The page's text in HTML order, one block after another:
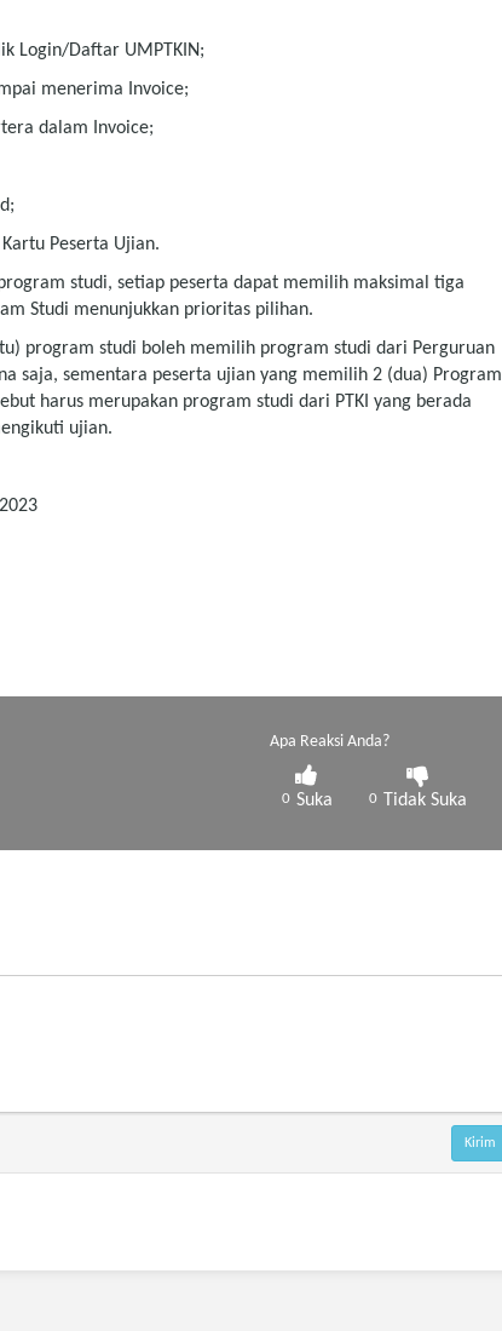
Login/Daftar UMPTKIN;
menerima Invoice;
dalam Invoice;
Peserta Ujian.
studi, setiap peserta dapat memilih maksimal tiga
Studi menunjukkan prioritas pilihan.
program studi boleh memilih program studi dari Perguruan
saja, sementara peserta ujian yang memilih 2 (dua) Program
harus merupakan program studi dari PTKI yang berada
ujian.
Apa Reaksi Anda?
0 Suka 0 Tidak Suka